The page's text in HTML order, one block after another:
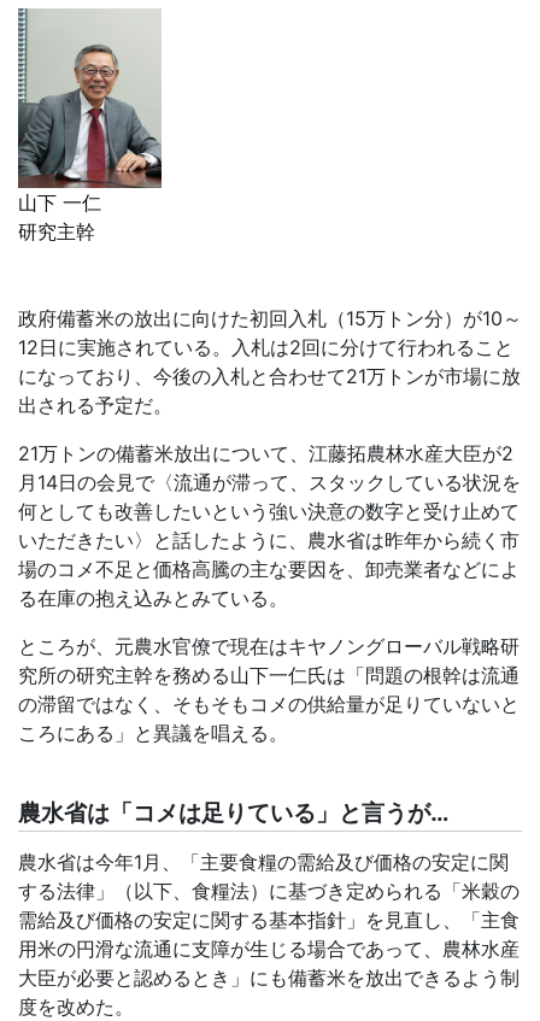
山下 一仁
研究主幹
政府備蓄米の放出に向けた初回入札（15万トン分）が10 ～
12日に実施されている。入札は2回に分けて行われること
になっており、今後の入札と合わせて21万トンが市場に放
出される予定だ。
21万トンの備蓄米放出について、江藤拓農林水産大臣が2
月 14日の会見で〈流通が滞って、スタックしている状況を
何としても改善したいという強い決意の数字と受け止めて
いただきたい〉と話したように、農水省は昨年から続く市
場のコメ不足と価格高騰の主な要因を、卸売業者などによ
る在庫の抱え込みとみている。
ところが、元農水官僚で現在はキヤノングローバル戦略研
究所の研究主幹を務める山下一仁氏は「問題の根幹は流通
の滞留ではなく、そもそもコメの供給量が足りていないと
ころにある」と異議を唱える。
農水省は「コメは足りている」と言うが…
農水省は今年1月、「主要食糧の需給及び価格の安定に関
する法律」（以下、食糧法）に基づき定められる「米穀の
需給及び価格の安定に関する基本指針」を見直し、「主食
用米の円滑な流通に支障が生じる場合であって、農林水産
大臣が必要と認めるとき」にも備蓄米を放出できるよう制
度を改めた。